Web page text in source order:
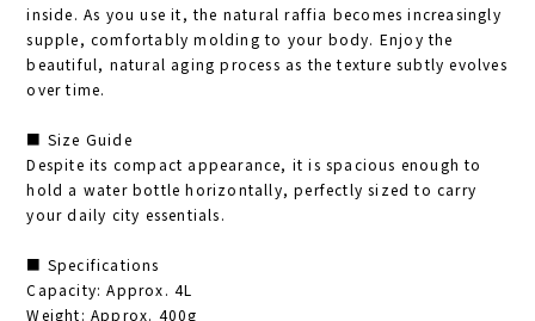
inside. As you use it, the natural raffia becomes increasingly
supple, comfortably molding to your body. Enjoy the
beautiful, natural aging process as the texture subtly evolves
over time.
■ Size Guide
Despite its compact appearance, it is spacious enough to
hold a water bottle horizontally, perfectly sized to carry
your daily city essentials.
■ Specifications
Capacity: Approx. 4L
Weight: Approx. 400g